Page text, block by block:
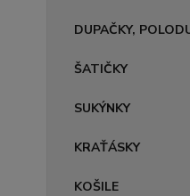
DUPAČKY,
ŠATIČKY
SUKÝNKY
KRAŤÁSKY
KOŠILE